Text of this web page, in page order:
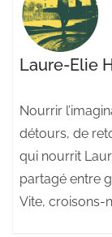
Laure-Elie
Nourrir
détours, de
qui nourrit
partagé entre
Vite, croisons-